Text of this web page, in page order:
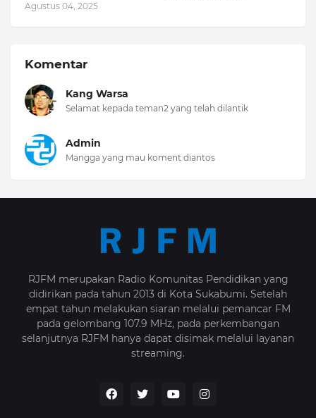
Agustus 04, 2025
Komentar
Kang Warsa
Selamat kepada teman2 yang telah dilantik
Admin
Mangga yang mau koment diantos
RJFM merupakan Radio Komunitas Pendidikan yang
didirikan pada tahun 2013 di Kota Sukabumi. Setelah
empat tahun melakukan siaran melalui pemancar FM
pada gelombang 107.9 MHz, pada perkembangan
selanjutnya RJFM hanya dapat disimak melalui layanan
streaming.